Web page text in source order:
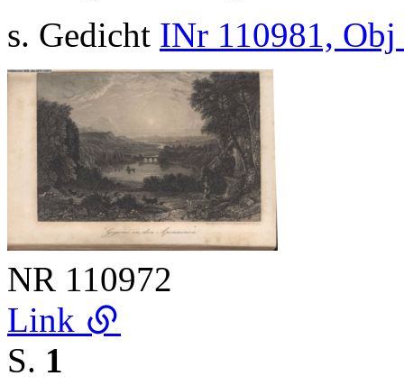
s. Gedicht INr 110981, Obj
NR 110972
Link
S. 1